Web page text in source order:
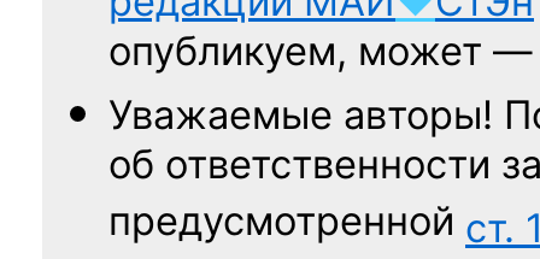
опубликуем, может
Уважаемые авторы!
об ответственности
предусмотренной ст.